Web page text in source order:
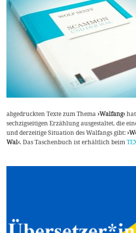
abgedruckten Texte zum Thema›Walfang‹
sechzigseitigen Erzählung ausgestaltet, die
und derzeitige Situation des Walfangs gibt:
Wal‹. Das Taschenbuch ist erhältlich beim